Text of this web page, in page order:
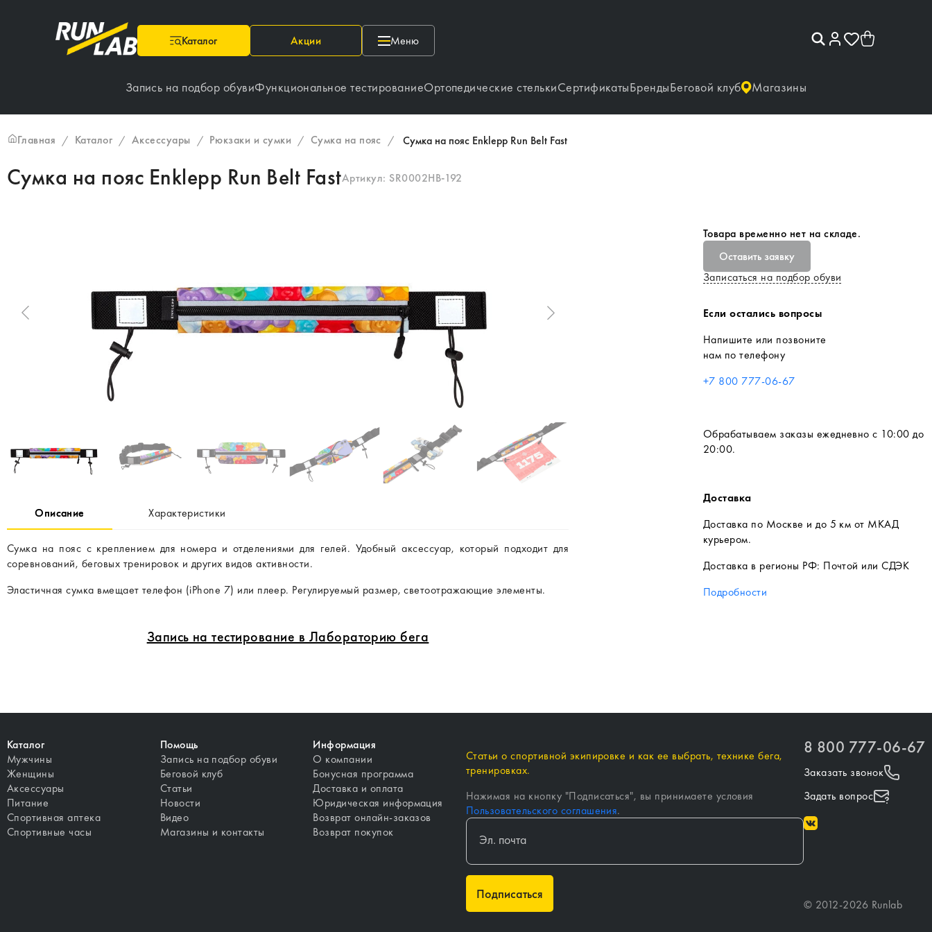
Каталог Акции Меню
Запись на подбор обувиФункциональное тестированиеОртопедические стелькиСертификатыБрендыБеговой клуб Магазины
Главная / Каталог / Аксессуары / Рюкзаки и сумки / Сумка на пояс / Сумка на пояс Enklepp Run Belt Fast
Сумка на пояс Enklepp Run Belt FastАртикул: SR0002HB-192
Описание Характеристики
Сумка на пояс с креплением для номера и отделениями для гелей. Удобный аксессуар, который подходит для
соревнований, беговых тренировок и других видов активности.
Эластичная сумка вмещает телефон (iPhone 7) или плеер. Регулируемый размер, светоотражающие элементы.
Запись на тестирование в Лабораторию бега
Товара временно нет на складе.
Оставить заявку
Записаться на подбор обуви
Если остались вопросы
Напишите или позвоните
нам по телефону
+7 800 777-06-67
Обрабатываем заказы ежедневно с 10:00 до
20:00.
Доставка
Доставка по Москве и до 5 км от МКАД
курьером.
Доставка в регионы РФ: Почтой или СДЭК
Подробности
Каталог
Мужчины
Женщины
Аксессуары
Питание
Спортивная аптека
Спортивные часы
Помощь
Запись на подбор обуви
Беговой клуб
Статьи
Новости
Видео
Магазины и контакты
Информация
О компании
Бонусная программа
Доставка и оплата
Юридическая информация
Возврат онлайн-заказов
Возврат покупок
Статьи о спортивной экипировке и как ее выбрать, технике бега,
тренировках.
Нажимая на кнопку "Подписаться", вы принимаете условия
Пользовательского соглашения.
Подписаться
8 800 777-06-67
Заказать звонок
Задать вопрос
© 2012-2026 Runlab